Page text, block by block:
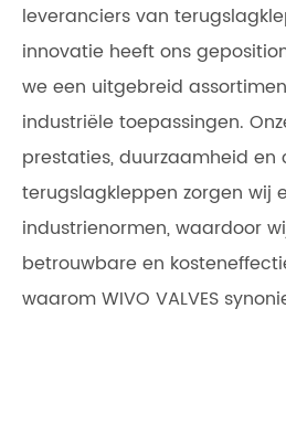
leveranciers van
innovatie heeft ons
we een uitgebreid
industriële toepassingen.
prestaties, duurzaamheid
terugslagkleppen zorgen wij
industrienormen, waardoor
betrouwbare en
waarom WIVO VALVES